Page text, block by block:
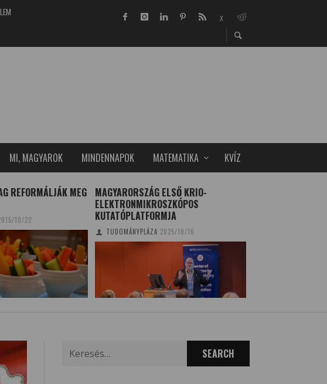
MI, MAGYAROK MINDENNAPOK MATEMATIKA KVÍZ
REFORMÁLJÁK MEG
10/22
MAGYARORSZÁG ELSŐ KRIO-
ELEKTRONMIKROSZKÓPOS
KUTATÓPLATFORMJA
TUDOMÁNYPLÁZA 2025/10/16
for: